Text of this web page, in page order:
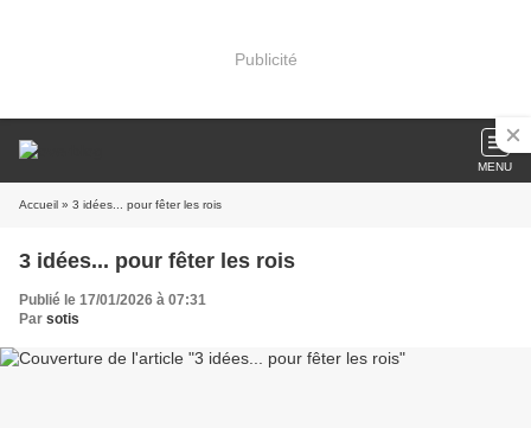
Publicité
MENU
Accueil » 3 idées... pour fêter les rois
3 idées... pour fêter les rois
Publié le 17/01/2026 à 07:31
Par sotis